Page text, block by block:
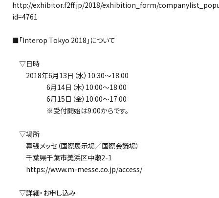
http://exhibitor.f2ff.jp/2018/exhibition_form/
id=4761
■「Interop Tokyo 2018」について
▽日時
2018年6月13日（水）10:30～18:00
6月14日（木）10:00～18:00
6月15日（金）10:00～17:00
※受付開始は9:00からです。
▽場所
幕張メッセ（国際展示場／国際会議場）
千葉県千葉市美浜区中瀬2-1
https://www.m-messe.co.jp/access/
▽詳細・お申し込み